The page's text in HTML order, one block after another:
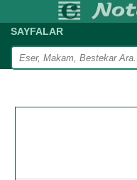
SAYFALAR